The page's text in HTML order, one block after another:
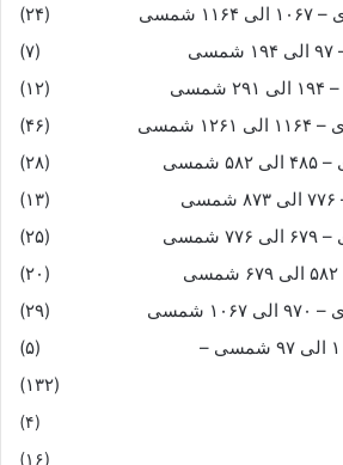
شمسی
(۲۴)
(۷)
(۱۲)
شمسی
(۴۶)
(۲۸)
(۱۳)
(۲۵)
(۲۰)
شمسی
(۲۹)
(۵)
(۱۳۲)
(۴)
(۱۶)